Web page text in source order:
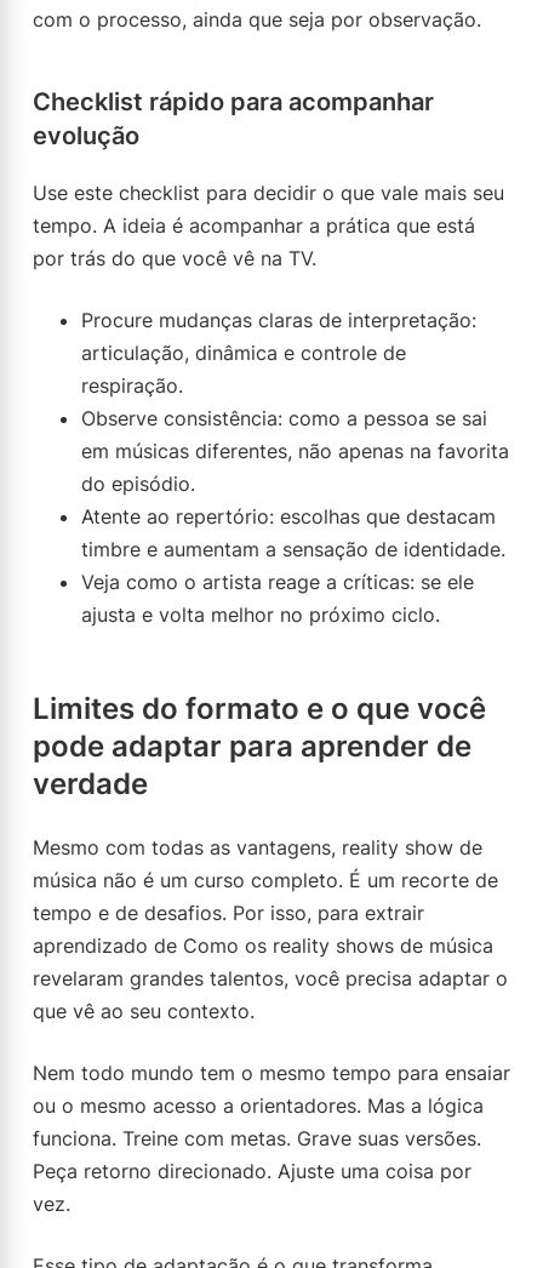
com o processo, ainda que seja por observação.
Checklist rápido para acompanhar
evolução
Use este checklist para decidir o que vale mais seu
tempo. A ideia é acompanhar a prática que está
por trás do que você vê na TV.
Procure mudanças claras de interpretação:
articulação, dinâmica e controle de
respiração.
Observe consistência: como a pessoa se sai
em músicas diferentes, não apenas na favorita
do episódio.
Atente ao repertório: escolhas que destacam
timbre e aumentam a sensação de identidade.
Veja como o artista reage a críticas: se ele
ajusta e volta melhor no próximo ciclo.
Limites do formato e o que você
pode adaptar para aprender de
verdade
Mesmo com todas as vantagens, reality show de
música não é um curso completo. É um recorte de
tempo e de desafios. Por isso, para extrair
aprendizado de Como os reality shows de música
revelaram grandes talentos, você precisa adaptar o
que vê ao seu contexto.
Nem todo mundo tem o mesmo tempo para ensaiar
ou o mesmo acesso a orientadores. Mas a lógica
funciona. Treine com metas. Grave suas versões.
Peça retorno direcionado. Ajuste uma coisa por
vez.